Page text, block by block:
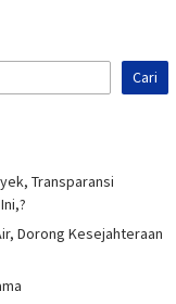
Cari
Transparansi
Dorong Kesejahteraan